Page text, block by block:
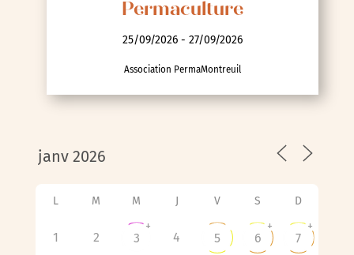
Permaculture
25/09/2026 - 27/09/2026
Association PermaMontreuil
L M M J V S D
1 2 3
+
4 5 6
+
7
+